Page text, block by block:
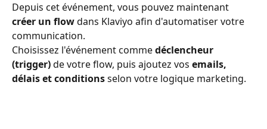
Depuis cet événement, vous pouvez maintenant
créer un flow dans Klaviyo afin d'automatiser votre
communication.
Choisissez l'événement comme déclencheur
(trigger) de votre flow, puis ajoutez vos emails,
délais et conditions selon votre logique marketing.